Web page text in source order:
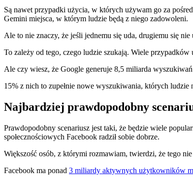
Są nawet przypadki użycia, w których używam go za
Gemini miejsca, w którym ludzie będą z niego zadowoleni.
Ale to nie znaczy, że jeśli jednemu się uda, drugiemu się
To zależy od tego, czego ludzie szukają. Wiele
Ale czy wiesz, że Google generuje 8,5 miliarda
15% z nich to zupełnie nowe wyszukiwania, których
Najbardziej prawdopodobny
Prawdopodobny scenariusz jest taki, że będzie wiele
społecznościowych Facebook radził sobie dobrze.
Większość osób, z którymi rozmawiam, twierdzi, że tego
Facebook ma ponad 3 miliardy aktywnych użytkowników